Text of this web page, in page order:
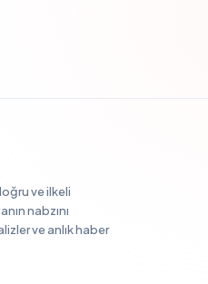
ve ilkeli
nabzını
ve anlık haber